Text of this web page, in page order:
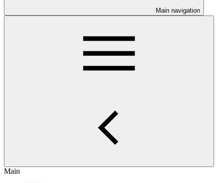
Main navigation
Main